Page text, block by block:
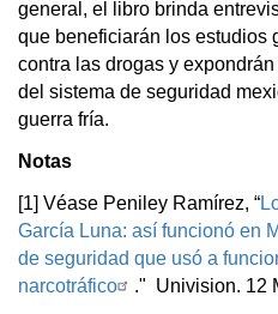
general, el libro brinda
que beneficiarán los estudios
contra las drogas y
del sistema de seguridad
guerra fría.
Notas
[1] Véase Peniley Ramírez, “
García Luna: así funcionó en
de seguridad que usó a
narcotráfico
." Univision. 12